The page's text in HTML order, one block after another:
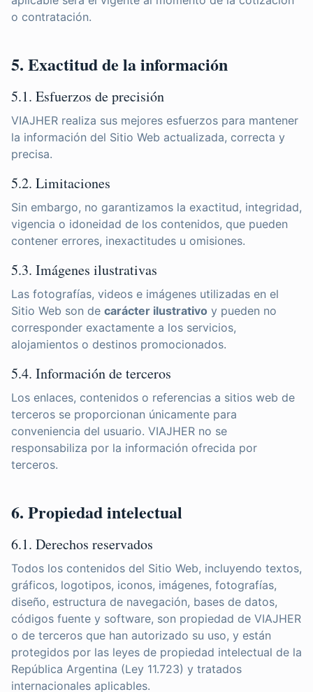
o contratación.
5. Exactitud de la información
5.1. Esfuerzos de precisión
VIAJHER realiza sus mejores esfuerzos para mantener
la información del Sitio Web actualizada, correcta y
precisa.
5.2. Limitaciones
Sin embargo, no garantizamos la exactitud, integridad,
vigencia o idoneidad de los contenidos, que pueden
contener errores, inexactitudes u omisiones.
5.3. Imágenes ilustrativas
Las fotografías, videos e imágenes utilizadas en el
Sitio Web son de carácter ilustrativo y pueden no
corresponder exactamente a los servicios,
alojamientos o destinos promocionados.
5.4. Información de terceros
Los enlaces, contenidos o referencias a sitios web de
terceros se proporcionan únicamente para
conveniencia del usuario. VIAJHER no se
responsabiliza por la información ofrecida por
terceros.
6. Propiedad intelectual
6.1. Derechos reservados
Todos los contenidos del Sitio Web, incluyendo textos,
gráficos, logotipos, iconos, imágenes, fotografías,
diseño, estructura de navegación, bases de datos,
códigos fuente y software, son propiedad de VIAJHER
o de terceros que han autorizado su uso, y están
protegidos por las leyes de propiedad intelectual de la
República Argentina (Ley 11.723) y tratados
internacionales aplicables.